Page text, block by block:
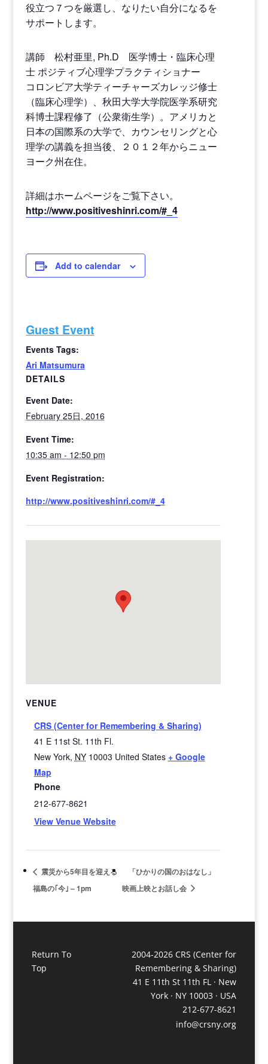
役立つ７つを厳選し、なりたい自分になるを
サポートします。
講師 松村亜里, Ph.D 医学博士・臨床心理
士 ポジティブ心理学プラクティショナー
コロンビア大学ティーチャーズカレッジ修士
（臨床心理学）、秋田大学大学院医学系研究
科博士課程修了（公衆衛生学）。アメリカと
日本の国際系の大学で、カウンセリングと心
理学の講義を担当後、２０１２年からニュー
ヨーク州在住。
詳細はホームページをご覧下さい。
http://www.positiveshinri.com/#_4
Add to calendar
Guest Event
Events Tags:
Ari Matsumura
DETAILS
Event Date:
February 25日, 2016
Event Time:
10:35 am - 12:50 pm
Event Registration:
http://www.positiveshinri.com/#_4
VENUE
CRS (Center for Remembering & Sharing)
41 E 11st St. 11th Fl.
New York, NY 10003 United States + Google
Map
Phone
212-677-8621
View Venue Website
震災から5年目を迎える
福島の｢今｣ – 1pm
「ひかりの国のおはなし」
映画上映とお話し会
Return To
Top
2004-2026 CRS (Center for
Remembering & Sharing)
41 E 11th St 11th FL · New
York · NY 10003 · USA
212-677-8621
info@crsny.org